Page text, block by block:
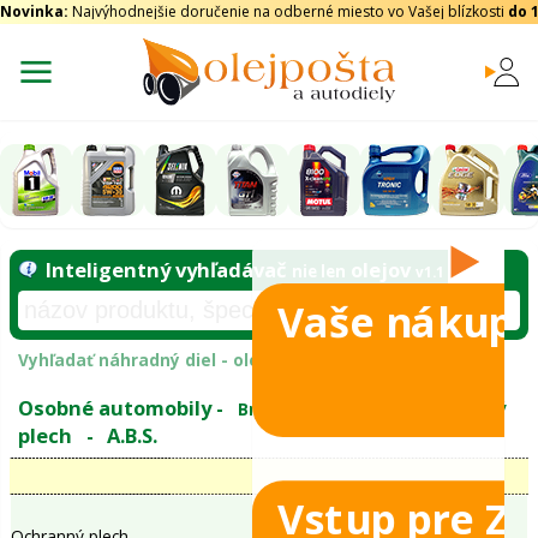
Novinka: Najvýhodnejšie doručenie na odberné miesto vo Vašej blízkosti do
Inteligentný vyhľadávač
Vyhľadať náhradný diel - olejový filter -
Vaše nákupy
Vstup pre